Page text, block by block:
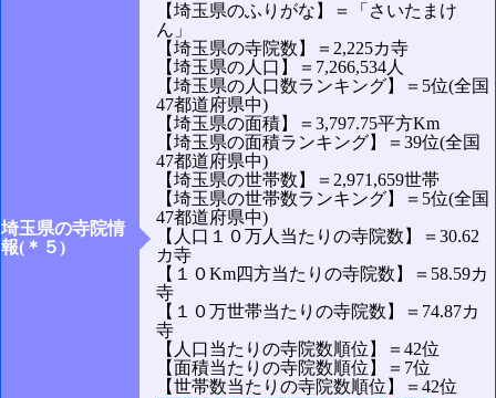
埼玉県の寺院情
報(＊５)
【埼玉県のふりがな】＝「さいたまけ
ん」
【埼玉県の寺院数】＝2,225カ寺
【埼玉県の人口】＝7,266,534人
【埼玉県の人口数ランキング】＝5位(全国
47都道府県中)
【埼玉県の面積】＝3,797.75平方Km
【埼玉県の面積ランキング】＝39位(全国
47都道府県中)
【埼玉県の世帯数】＝2,971,659世帯
【埼玉県の世帯数ランキング】＝5位(全国
47都道府県中)
【人口１０万人当たりの寺院数】＝30.62
カ寺
【１０Km四方当たりの寺院数】＝58.59カ
寺
【１０万世帯当たりの寺院数】＝74.87カ
寺
【人口当たりの寺院数順位】＝42位
【面積当たりの寺院数順位】＝7位
【世帯数当たりの寺院数順位】＝42位